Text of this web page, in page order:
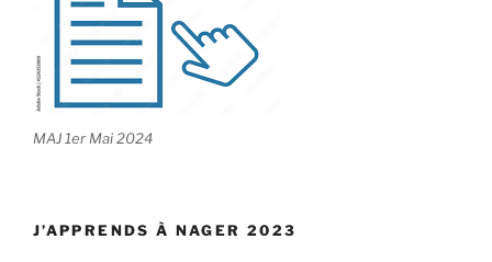
MAJ 1er Mai 2024
J’APPRENDS À NAGER 2023